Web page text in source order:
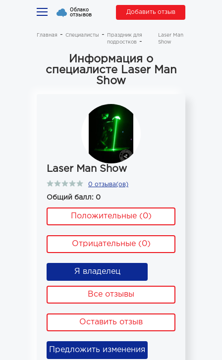
Облако
отзывов Добавить отзыв
Главная Специалисты
Праздник для
подростков
Laser Man
Show
Информация о
специалисте Laser Man
Show
Laser Man Show
0 отзыва(ов)
Общий балл: 0
Положительные (0)
Отрицательные (0)
Я владелец
Все отзывы
Оставить отзыв
Предложить изменения